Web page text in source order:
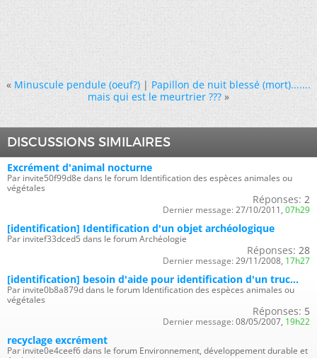
« Minuscule pendule (oeuf?)|Papillon de nuit blessé (mort).......
mais qui est le meurtrier ??? »
DISCUSSIONS SIMILAIRES
Excrément d'animal nocturne
Par invite50f99d8e dans le forum Identification des espèces animales ou
végétales
Réponses: 2
Dernier message: 27/10/2011, 07h29
[identification] Identification d'un objet archéologique
Par invitef33dced5 dans le forum Archéologie
Réponses: 28
Dernier message: 29/11/2008, 17h27
[identification] besoin d'aide pour identification d'un truc...
Par invite0b8a879d dans le forum Identification des espèces animales ou
végétales
Réponses: 5
Dernier message: 08/05/2007, 19h22
recyclage excrément
Par invite0e4ceef6 dans le forum Environnement, développement durable et